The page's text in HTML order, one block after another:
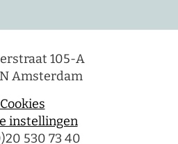
105-A
Amsterdam
Cookies
instellingen
530 73 40